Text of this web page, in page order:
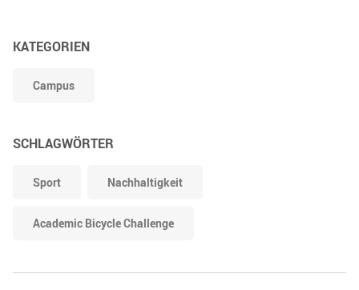
KATEGORIEN
Campus
SCHLAGWÖRTER
Sport Nachhaltigkeit
Academic Bicycle Challenge